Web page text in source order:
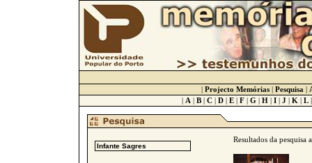
| Projecto Memórias | Pesquisa |
| A | B | C | D | E | F | G | H | I | J | K | L
Resultados da pesquisa